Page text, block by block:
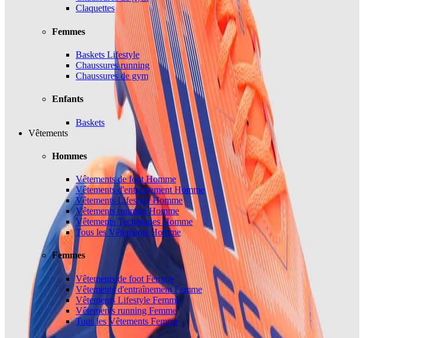
Claquettes
Femmes
Baskets Lifestyle
Chaussures running
Chaussures de gym
Enfants
Baskets
Vêtements
Hommes
Vêtements de foot Homme
Vêtements d'entraînement Homme
Vêtements Lifestyle Homme
Vêtements running Homme
Vêtements Techniques Homme
Tous les Vêtements Homme
Femmes
Vêtements de foot Femme
Vêtements d'entraînement Femme
Vêtements Lifestyle Femme
Vêtements running Femme
Tous les Vêtements Femme